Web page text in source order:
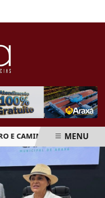
CAMINHÃO NA BR-262
MENU